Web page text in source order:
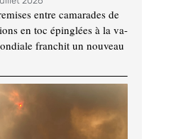
entre camarades de
en toc épinglées à la va-
franchit un nouveau